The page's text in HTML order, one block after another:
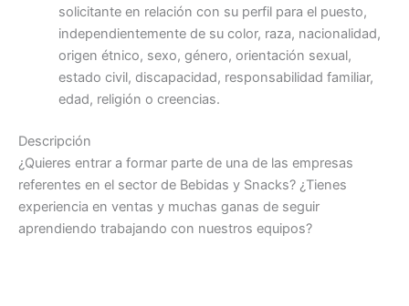
solicitante en relación con su perfil para el puesto,
independientemente de su color, raza, nacionalidad,
origen étnico, sexo, género, orientación sexual,
estado civil, discapacidad, responsabilidad familiar,
edad, religión o creencias.
Descripción
¿Quieres entrar a formar parte de una de las empresas
referentes en el sector de Bebidas y Snacks? ¿Tienes
experiencia en ventas y muchas ganas de seguir
aprendiendo trabajando con nuestros equipos?